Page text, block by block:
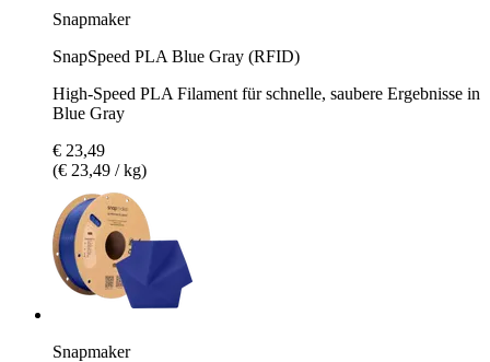
Snapmaker
SnapSpeed PLA Blue Gray (RFID)
High-Speed PLA Filament für schnelle, saubere Ergebnisse in
Blue Gray
€ 23,49
(€ 23,49 / kg)
Snapmaker